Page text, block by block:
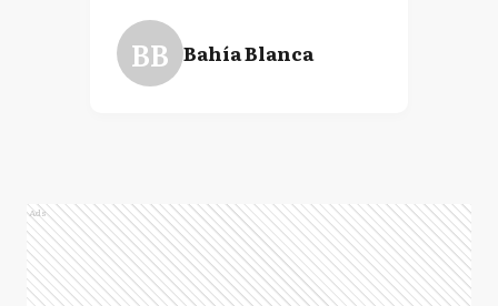
BB Bahía Blanca
Ads